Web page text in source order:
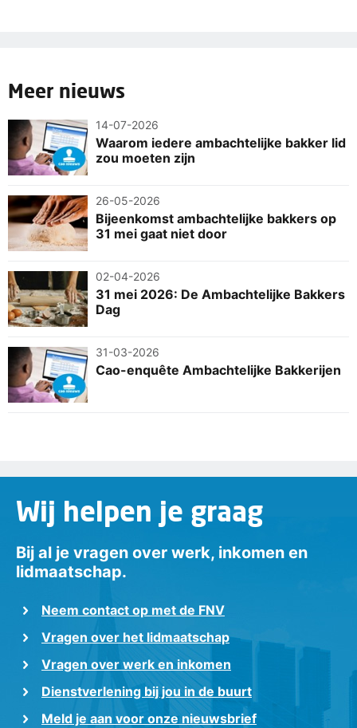
Meer nieuws
14-07-2026
Waarom iedere ambachtelijke bakker lid
zou moeten zijn
26-05-2026
Bijeenkomst ambachtelijke bakkers op
31 mei gaat niet door
02-04-2026
31 mei 2026: De Ambachtelijke Bakkers
Dag
31-03-2026
Cao-enquête Ambachtelijke Bakkerijen
Wij helpen je graag
Bij al je vragen over werk, inkomen en
lidmaatschap.
Neem contact op met de FNV
Vragen over het lidmaatschap
Vragen over werk en inkomen
Dienstverlening bij jou in de buurt
Meld je aan voor onze nieuwsbrief